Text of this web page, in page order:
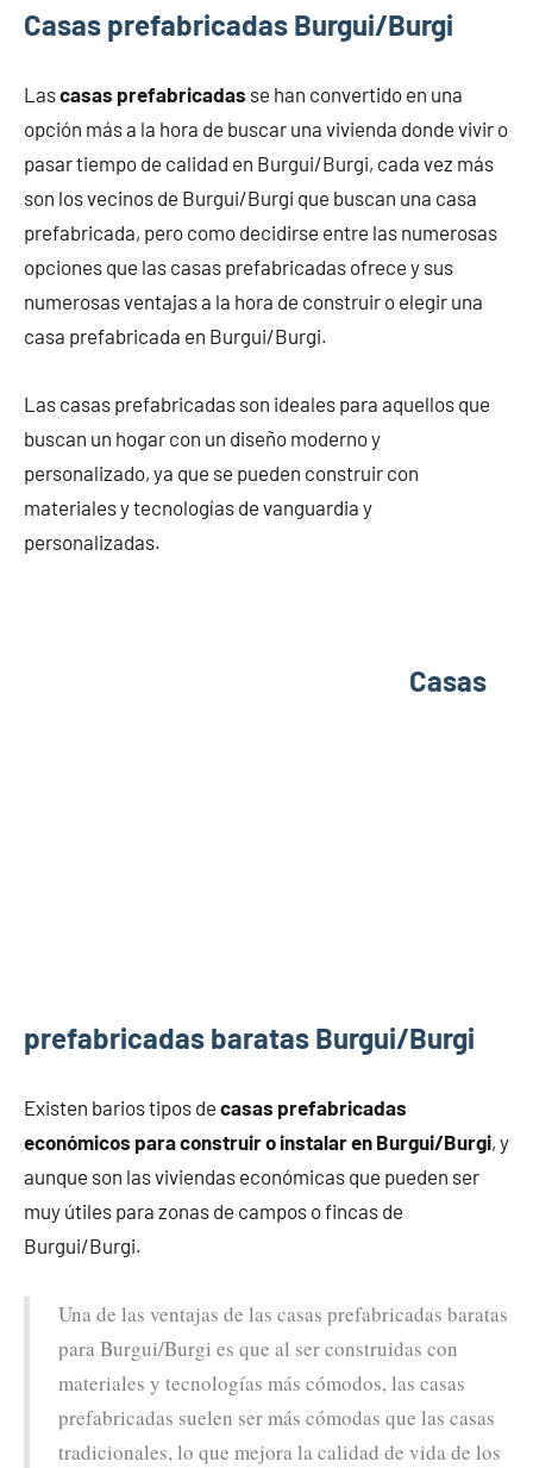
Casas prefabricadas Burgui/Burgi
Lascasas prefabricadas se han convertido en una
opción más a la hora de buscar una vivienda donde vivir o
pasar tiempo de calidad en Burgui/Burgi, cada vez más
son los vecinos de Burgui/Burgi que buscan una casa
prefabricada, pero como decidirse entre las numerosas
opciones que las casas prefabricadas ofrece y sus
numerosas ventajas a la hora de construir o elegir una
casa prefabricada en Burgui/Burgi.
Las casas prefabricadas son ideales para aquellos que
buscan un hogar con un diseño moderno y
personalizado, ya que se pueden construir con
materiales y tecnologías de vanguardia y
personalizadas.
Casas
prefabricadas baratas Burgui/Burgi
Existen barios tipos de casas prefabricadas
económicos para construir o instalar en Burgui/Burgi, y
aunque son las viviendas económicas que pueden ser
muy útiles para zonas de campos o fincas de
Burgui/Burgi.
Una de las ventajas de las casas prefabricadas baratas
para Burgui/Burgi es que al ser construidas con
materiales y tecnologías más cómodos, las casas
prefabricadas suelen ser más cómodas que las casas
tradicionales, lo que mejora la calidad de vida de los